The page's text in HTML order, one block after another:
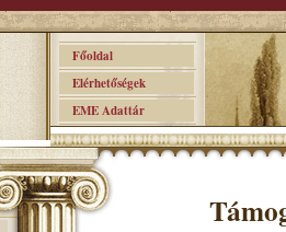
Főoldal
Elérhetőségek
EME Adattár